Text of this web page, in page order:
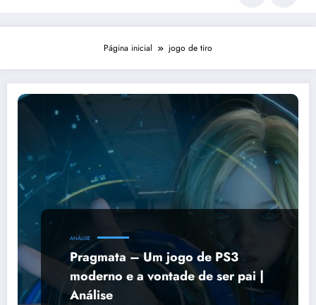
Página inicial jogo de tiro
ANÁLISE
Pragmata – Um jogo de PS3
moderno e a vontade de ser pai |
Análise